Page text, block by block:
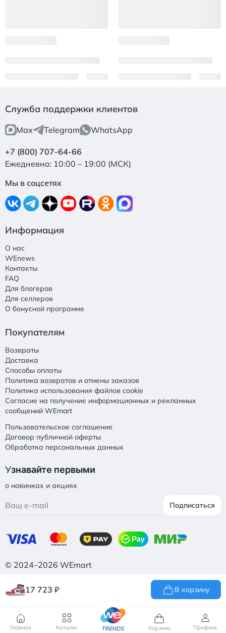
17 723 ₽ В корзину
Служба поддержки клиентов
Max Telegram WhatsApp
+7 (800) 707-64-66
Ежедневно: 10:00 – 19:00 (МСК)
Мы в соцсетях
Информация
О нас
WEnews
Контакты
FAQ
Для блогеров
Для селлеров
О бонусной программе
Покупателям
Возвраты
Доставка
Способы оплаты
Политика возвратов и отмены заказов
Политика использования файлов cookie
Согласие на получение информационных и рекламных
сообщений WEmart
Пользовательское соглашение
Договор публичной оферты
Обработка персональных данных
Узнавайте первыми
о новинках и акциях
Подписаться
© 2024–2026 WEmart
Главная Каталог Корзина Профиль